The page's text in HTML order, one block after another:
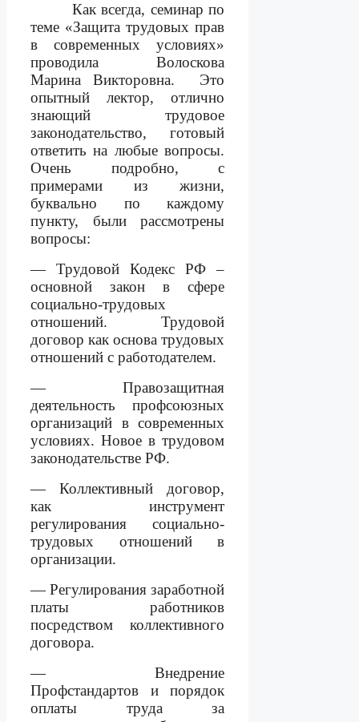
Как всегда, семинар по
теме «Защита трудовых прав
в современных условиях»
проводила Волоскова
Марина Викторовна.
Это
опытный лектор, отлично
знающий трудовое
законодательство, готовый
ответить на любые вопросы.
Очень подробно, с
примерами из жизни,
буквально по каждому
пункту, были рассмотрены
вопросы:
— Трудовой Кодекс РФ –
основной закон в сфере
социально-трудовых
отношений. Трудовой
договор как основа трудовых
отношений с работодателем.
— Правозащитная
деятельность профсоюзных
организаций в современных
условиях. Новое в трудовом
законодательстве РФ.
— Коллективный договор,
как инструмент
регулирования социально-
трудовых отношений в
организации.
— Регулирования заработной
платы работников
посредством коллективного
договора.
— Внедрение
Профстандартов и порядок
оплаты труда за